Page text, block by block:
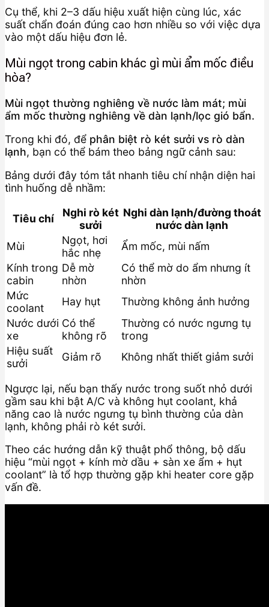
Cụ thể, khi 2–3 dấu hiệu xuất hiện cùng lúc, xác
suất chẩn đoán đúng cao hơn nhiều so với việc dựa
vào một dấu hiệu đơn lẻ.
Mùi ngọt trong cabin khác gì mùi ẩm mốc điều
hòa?
Mùi ngọt thường nghiêng về nước làm mát; mùi
ẩm mốc thường nghiêng về dàn lạnh/lọc gió bẩn.
Trong khi đó, để phân biệt rò két sưởi vs rò dàn
lạnh, bạn có thể bám theo bảng ngữ cảnh sau:
Bảng dưới đây tóm tắt nhanh tiêu chí nhận diện hai
tình huống dễ nhầm:
Tiêu chí
Nghi rò két
sưởi
Nghi dàn lạnh/đường thoát
nước dàn lạnh
Mùi
Ngọt, hơi
hắc nhẹ
Ẩm mốc, mùi nấm
Kính trong
cabin
Dễ mờ
nhờn
Có thể mờ do ẩm nhưng ít
nhờn
Mức
coolant
Hay hụt
Thường không ảnh hưởng
Nước dưới
xe
Có thể
không rõ
Thường có nước ngưng tụ
trong
Hiệu suất
sưởi
Giảm rõ Không nhất thiết giảm sưởi
Ngược lại, nếu bạn thấy nước trong suốt nhỏ dưới
gầm sau khi bật A/C và không hụt coolant, khả
năng cao là nước ngưng tụ bình thường của dàn
lạnh, không phải rò két sưởi.
Theo các hướng dẫn kỹ thuật phổ thông, bộ dấu
hiệu “mùi ngọt + kính mờ dầu + sàn xe ẩm + hụt
coolant” là tổ hợp thường gặp khi heater core gặp
vấn đề.